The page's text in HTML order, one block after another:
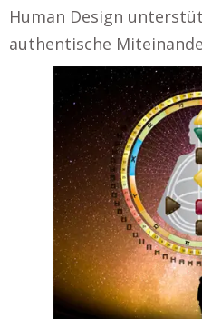
Human Design
authentische